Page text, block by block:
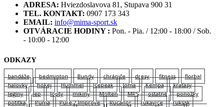
ADRESA: Hviezdoslavova 81, Stupava 900 31
TEL. KONTAKT: 0907 173 343
EMAIL: info@mima-sport.sk
OTVÁRACIE HODINY : Pon. - Pia. / 12:00 - 18:00 / Sob.
- 10:00 - 12:00
ODKAZY
bandáže bedminton Bundy chrániče dresy fitness
florbal
halovky
hokej Hummel Icepeak Joma Kempa
kraťasy
legíny
lep lopty mikiny Molten MPS ostatné
ponožky
potítka
Puma Pure 2 Improve Rucanor rukavice
ruksak